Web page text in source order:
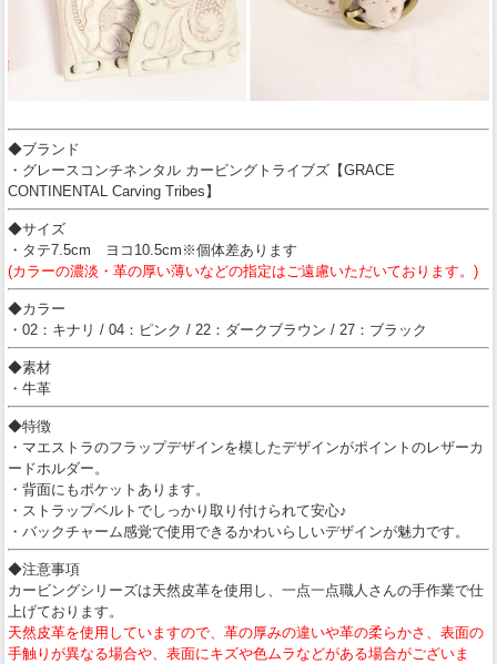
◆ブランド
・グレースコンチネンタル カービングトライブズ【GRACE
CONTINENTAL Carving Tribes】
◆サイズ
・タテ7.5cm ヨコ10.5cm※個体差あります
(カラーの濃淡・革の厚い薄いなどの指定はご遠慮いただいております。)
◆カラー
・02：キナリ / 04：ピンク / 22：ダークブラウン / 27：ブラック
◆素材
・牛革
◆特徴
・マエストラのフラップデザインを模したデザインがポイントのレザーカ
ードホルダー。
・背面にもポケットあります。
・ストラップベルトでしっかり取り付けられて安心♪
・バックチャーム感覚で使用できるかわいらしいデザインが魅力です。
◆注意事項
カービングシリーズは天然皮革を使用し、一点一点職人さんの手作業で仕
上げております。
天然皮革を使用していますので、革の厚みの違いや革の柔らかさ、表面の
手触りが異なる場合や、表面にキズや色ムラなどがある場合がございま